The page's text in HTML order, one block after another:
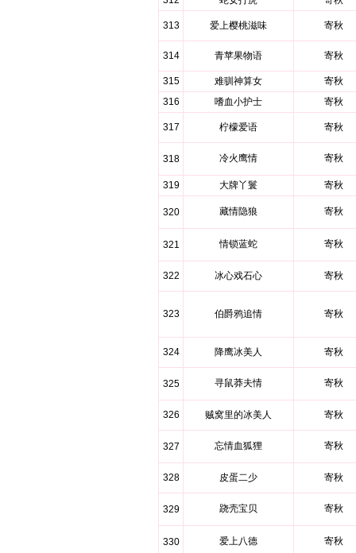
313 爱上樱桃滋味 寄秋
314 青苹果物语 寄秋
315 难驯神算女
寄秋
316
嗜血小护士 寄秋
317 柠檬爱语 寄秋
318 冷火鹰情 寄秋
319 大牌丫鬟 寄秋
320 藏情隐狼 寄秋
321 情锁蓝蛇 寄秋
322 冰心戏石心 寄秋
323 伯爵鸦追情 寄秋
324 降鹰冰美人 寄秋
325 寻鼠莽夫情 寄秋
326 贼窝里的冰美人 寄秋
327 忘情血狐狸 寄秋
328 皮蛋二少 寄秋
329 跷壳宝贝 寄秋
330 爱上八德 寄秋